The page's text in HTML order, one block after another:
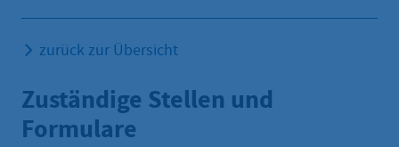
zurück zur Übersicht
Zuständige Stellen und
Formulare